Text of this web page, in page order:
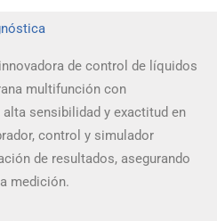
de control de líquidos
multifunción con
sensibilidad y exactitud en
control y simulador
de resultados, asegurando
medición.